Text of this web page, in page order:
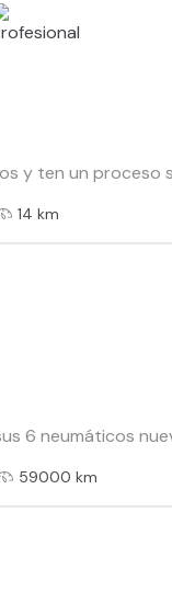
y ten un proceso
14 km
6 neumáticos
59000 km